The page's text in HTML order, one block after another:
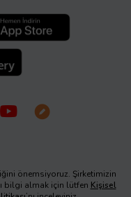
önemsiyoruz. Şirketimizin
bilgi almak için lütfen Kişisel